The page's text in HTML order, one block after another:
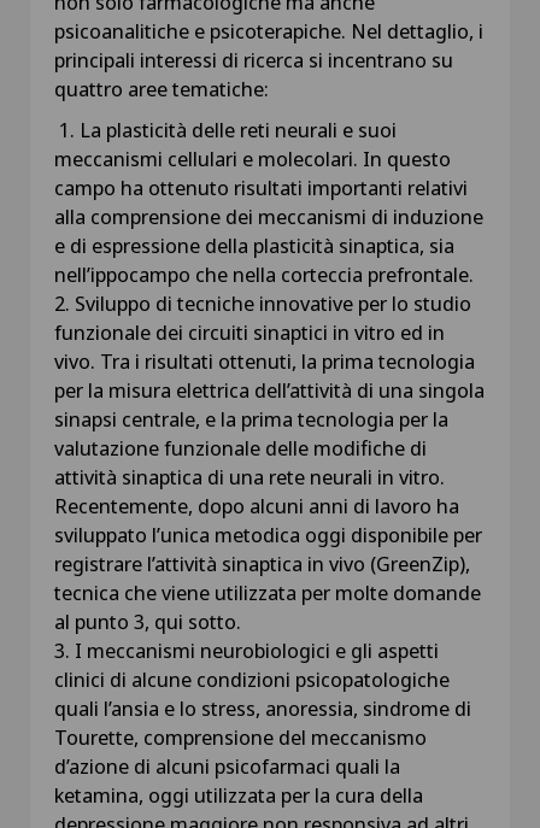
psicoanalitiche e psicoterapiche. Nel dettaglio, i
principali interessi di ricerca si incentrano su
quattro aree tematiche:
1. La plasticità delle reti neurali e suoi
meccanismi cellulari e molecolari. In questo
campo ha ottenuto risultati importanti relativi
alla comprensione dei meccanismi di induzione
e di espressione della plasticità sinaptica, sia
nell’ippocampo che nella corteccia prefrontale.
2. Sviluppo di tecniche innovative per lo studio
funzionale dei circuiti sinaptici in vitro ed in
vivo. Tra i risultati ottenuti, la prima tecnologia
per la misura elettrica dell’attività di una singola
sinapsi centrale, e la prima tecnologia per la
valutazione funzionale delle modifiche di
attività sinaptica di una rete neurali in vitro.
Recentemente, dopo alcuni anni di lavoro ha
sviluppato l’unica metodica oggi disponibile per
registrare l’attività sinaptica in vivo (GreenZip),
tecnica che viene utilizzata per molte domande
al punto 3, qui sotto.
3. I meccanismi neurobiologici e gli aspetti
clinici di alcune condizioni psicopatologiche
quali l’ansia e lo stress, anoressia, sindrome di
Tourette, comprensione del meccanismo
d’azione di alcuni psicofarmaci quali la
ketamina, oggi utilizzata per la cura della